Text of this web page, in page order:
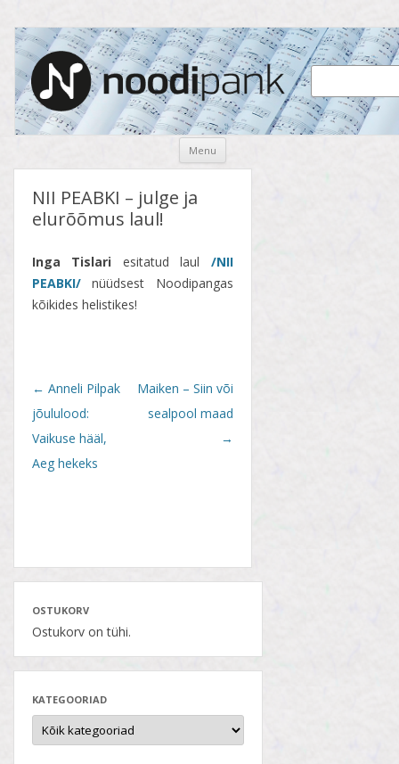
Noodipank
noodipank.ee
Menu Skip
content
NII PEABKI – julge ja
elurõõmus laul!
Inga Tislari esitatud laul /NII
PEABKI/ nüüdsest Noodipangas
kõikides helistikes!
Post
navigation
← Anneli Pilpak
jõululood:
Vaikuse hääl,
Aeg hekeks
Maiken – Siin või
sealpool maad
→
OSTUKORV
Ostukorv on tühi.
KATEGOORIAD